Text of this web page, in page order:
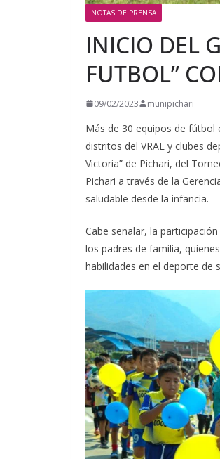
NOTAS DE PRENSA
INICIO DEL
FUTBOL”
09/02/2023 munipichari
Más de 30 equipos de fútbol
distritos del VRAE y clubes
Victoria” de Pichari, del
Pichari a través de la
saludable desde la infancia.
Cabe señalar, la
los padres de familia,
habilidades en el deporte de